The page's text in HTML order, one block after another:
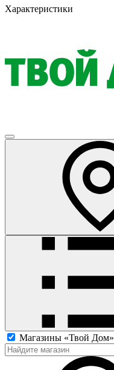
Характеристики
Магазины «Твой Дом»